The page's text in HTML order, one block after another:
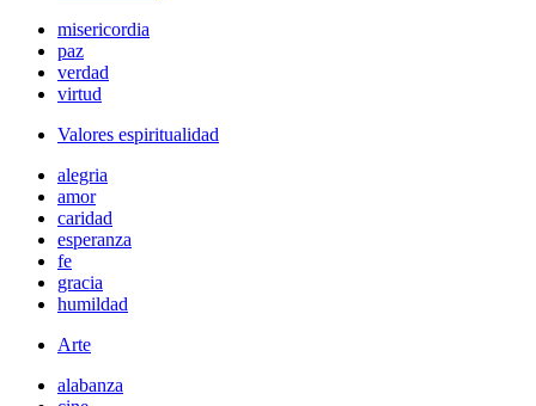
misericordia
paz
verdad
virtud
Valores espiritualidad
alegria
amor
caridad
esperanza
fe
gracia
humildad
Arte
alabanza